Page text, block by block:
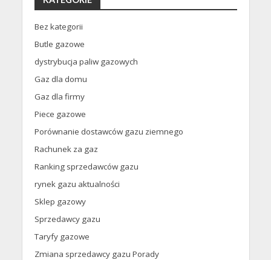
Bez kategorii
Butle gazowe
dystrybucja paliw gazowych
Gaz dla domu
Gaz dla firmy
Piece gazowe
Porównanie dostawców gazu ziemnego
Rachunek za gaz
Ranking sprzedawców gazu
rynek gazu aktualności
Sklep gazowy
Sprzedawcy gazu
Taryfy gazowe
Zmiana sprzedawcy gazu Porady